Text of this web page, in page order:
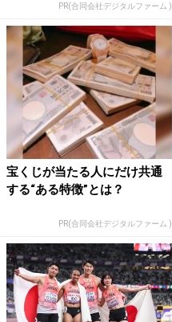
PR(合同会社デジタルファーム )
宝くじが当たる人にだけ共通
する“ある特徴”とは？
PR(合同会社デジタルファーム )